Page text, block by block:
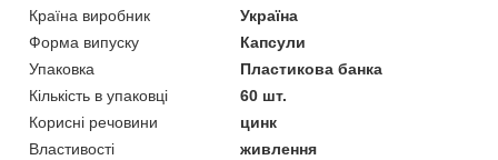
Країна виробник
Україна
Форма випуску
Капсули
Упаковка
Пластикова банка
Кількість в упаковці
60 шт.
Корисні речовини
цинк
Властивості
живлення